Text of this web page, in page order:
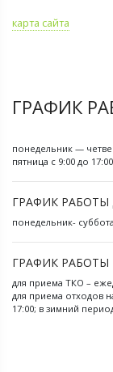
карта сайта
ГРАФИК
понедельник —
пятница с 9:00 до
ГРАФИК РАБОТЫ
понедельник-
ГРАФИК
для приема ТКО –
для приема отходов
17:00; в зимний